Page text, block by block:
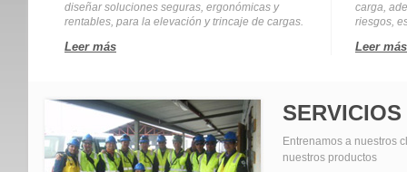
diseñar soluciones seguras, ergonómicas y
rentables, para la elevación y trincaje de cargas.
Leer más
carga,
riesgos,
Leer más
Entrenamos a nuestros
nuestros productos